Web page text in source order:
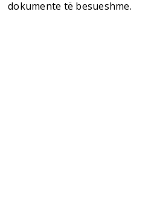
dokumente të besueshme.